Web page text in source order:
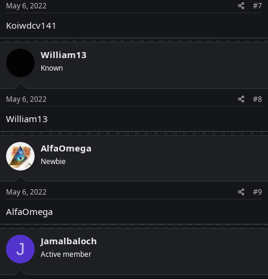
May 6, 2022 #7
Koiwdcv141
William13
Known
May 6, 2022 #8
William13
AlfaOmega
Newbie
May 6, 2022 #9
AlfaOmega
J Jamalbaloch
Active member